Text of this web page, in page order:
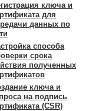
ключа и
для
данных по
способа
срока
полученных
ключа и
на подпись
(CSR)